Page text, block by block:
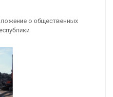
о общественных